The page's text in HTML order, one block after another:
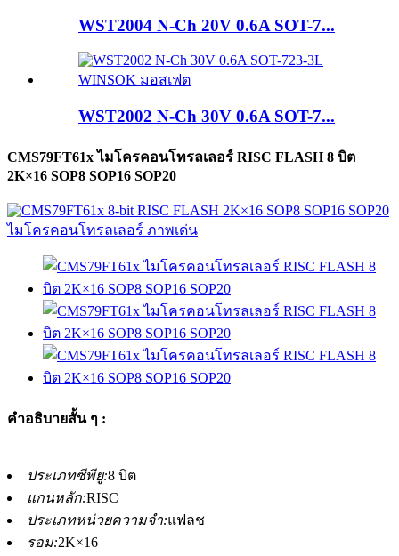
WST2004 N-Ch 20V 0.6A SOT-7...
WST2002 N-Ch 30V 0.6A SOT-7...
CMS79FT61x ไมโครคอนโทรลเลอร์ RISC FLASH 8 บิต
2K×16 SOP8 SOP16 SOP20
คำอธิบายสั้น ๆ :
ประเภทซีพียู:8 บิต
แกนหลัก:RISC
ประเภทหน่วยความจำ:แฟลช
รอม:2K×16